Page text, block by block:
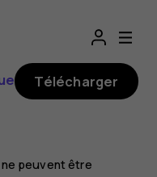
Télécharger
peuvent être